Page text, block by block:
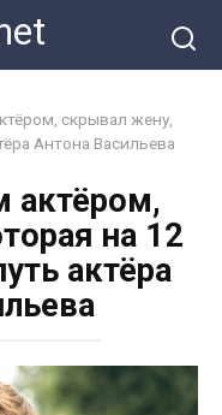
скрывал жену,
Антона Васильева
актёром,
на 12
актёра